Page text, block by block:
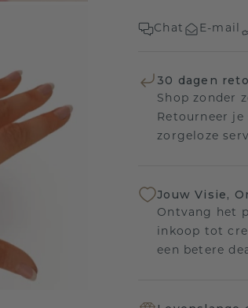
Chat E-mail
30 dagen
Shop zonder
Retourneer je
zorgeloze
Jouw Visie,
Ontvang het
inkoop tot
een betere